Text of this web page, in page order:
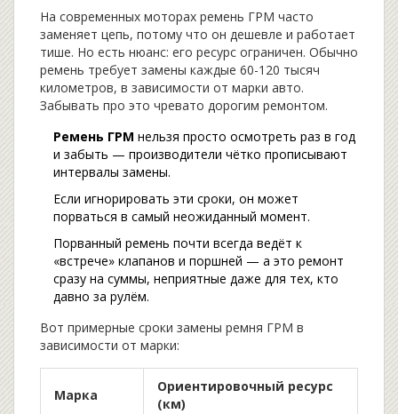
На современных моторах ремень ГРМ часто
заменяет цепь, потому что он дешевле и работает
тише. Но есть нюанс: его ресурс ограничен. Обычно
ремень требует замены каждые 60-120 тысяч
километров, в зависимости от марки авто.
Забывать про это чревато дорогим ремонтом.
Ремень ГРМ нельзя просто осмотреть раз в год
и забыть — производители чётко прописывают
интервалы замены.
Если игнорировать эти сроки, он может
порваться в самый неожиданный момент.
Порванный ремень почти всегда ведёт к
«встрече» клапанов и поршней — а это ремонт
сразу на суммы, неприятные даже для тех, кто
давно за рулём.
Вот примерные сроки замены ремня ГРМ в
зависимости от марки:
Марка
Ориентировочный ресурс
(км)